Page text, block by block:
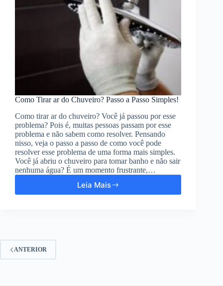
Como Tirar ar do Chuveiro? Passo a Passo Simples!
Como tirar ar do chuveiro? Você já passou por esse
problema? Pois é, muitas pessoas passam por esse
problema e não sabem como resolver. Pensando
nisso, veja o passo a passo de como você pode
resolver esse problema de uma forma mais simples.
Você já abriu o chuveiro para tomar banho e não sair
nenhuma água? É um momento frustrante,…
Leia Mais
ANTERIOR